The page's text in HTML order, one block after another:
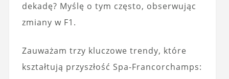
dekadę? Myślę o tym często, obserwując
zmiany w F1.
Zauważam trzy kluczowe trendy, które
kształtują przyszłość Spa-Francorchamps: